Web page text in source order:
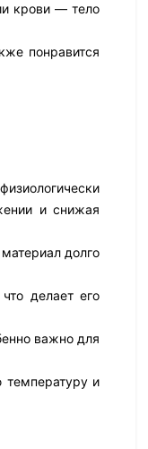
крови — тело
понравится
и снижая
долго
делает его
важно для
температуру и